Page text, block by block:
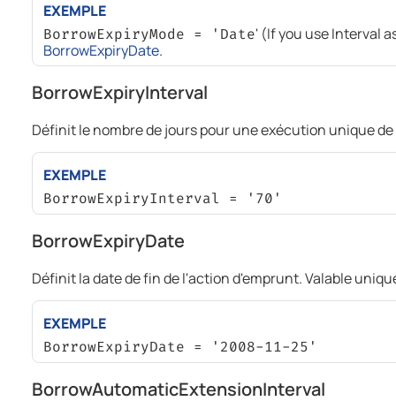
EXEMPLE
BorrowExpiryMode = 'Date' (If you use Interval
BorrowExpiryDate.
BorrowExpiryInterval
Définit le nombre de jours pour une exécution unique
EXEMPLE
BorrowExpiryInterval = '70'
BorrowExpiryDate
Définit la date de fin de l'action d'emprunt. Valable
EXEMPLE
BorrowExpiryDate = '2008-11-25'
BorrowAutomaticExtensionInterval